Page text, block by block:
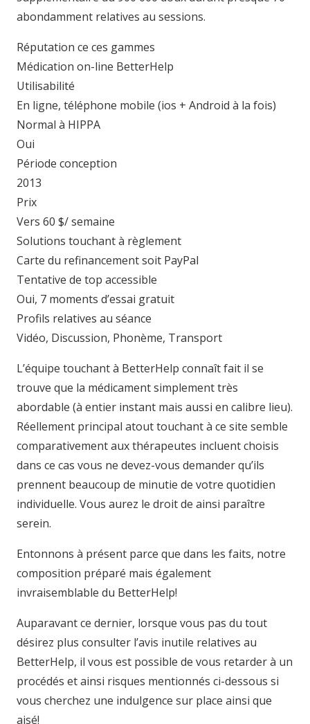
abondamment relatives au sessions.
Réputation ce ces gammes
Médication on-line BetterHelp
Utilisabilité
En ligne, téléphone mobile (ios + Android à la fois)
Normal à HIPPA
Oui
Période conception
2013
Prix
Vers 60 $/ semaine
Solutions touchant à règlement
Carte du refinancement soit PayPal
Tentative de top accessible
Oui, 7 moments d’essai gratuit
Profils relatives au séance
Vidéo, Discussion, Phonème, Transport
L’équipe touchant à BetterHelp connaît fait il se
trouve que la médicament simplement très
abordable (à entier instant mais aussi en calibre lieu).
Réellement principal atout touchant à ce site semble
comparativement aux thérapeutes incluent choisis
dans ce cas vous ne devez-vous demander qu’ils
prennent beaucoup de minutie de votre quotidien
individuelle. Vous aurez le droit de ainsi paraître
serein.
Entonnons à présent parce que dans les faits, notre
composition préparé mais également
invraisemblable du BetterHelp!
Auparavant ce dernier, lorsque vous pas du tout
désirez plus consulter l’avis inutile relatives au
BetterHelp, il vous est possible de vous retarder à un
procédés et ainsi risques mentionnés ci-dessous si
vous cherchez une indulgence sur place ainsi que
aisé!